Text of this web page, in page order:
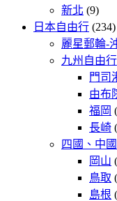
新北 (9)
日本自由行 (234)
麗星郵輪-
九州自由行
門司
由布
福岡
長崎
四國、中
岡山
鳥取
島根